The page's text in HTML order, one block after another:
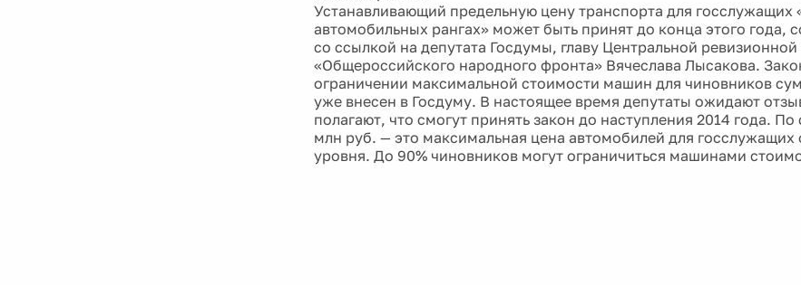
Устанавливающий предельную цену транспорта для госслужащих
автомобильных рангах» может быть принят до конца этого года,
со ссылкой на депутата Госдумы, главу Центральной
«Общероссийского народного фронта» Вячеслава Лысакова.
ограничении максимальной стоимости машин для чиновников
уже внесен в Госдуму. В настоящее время депутаты ожидают
полагают, что смогут принять закон до наступления 2014 года.
млн руб. — это максимальная цена автомобилей для госслужащих
уровня. До 90% чиновников могут ограничиться машинами